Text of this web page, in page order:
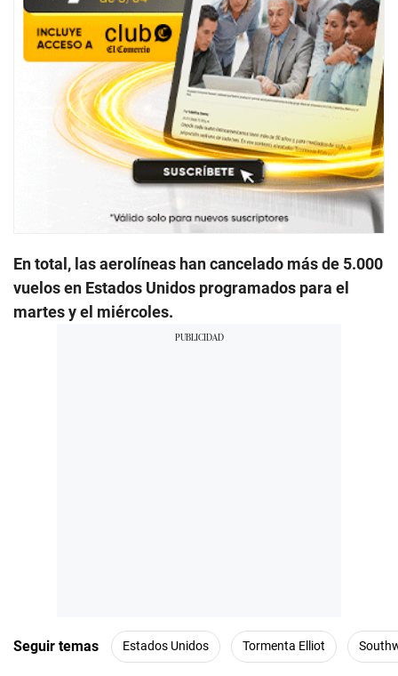
En total, las aerolíneas han cancelado más de 5.000
vuelos en Estados Unidos programados para el
martes y el miércoles.
Seguir temas Estados Unidos Tormenta Elliot